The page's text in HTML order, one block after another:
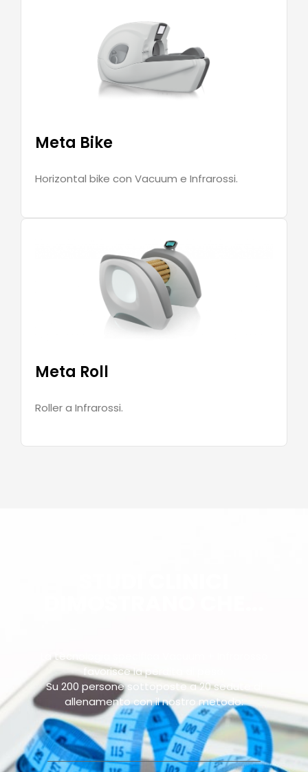
Meta Bike
Horizontal bike con Vacuum e Infrarossi.
Meta Roll
Roller a Infrarossi.
La tecnologia specifica Vacuum + Infrarosso
favorisce la perdita di peso.
Su 200 persone sottoposte a 20 sedute di
allenamento con il nostro metodo: